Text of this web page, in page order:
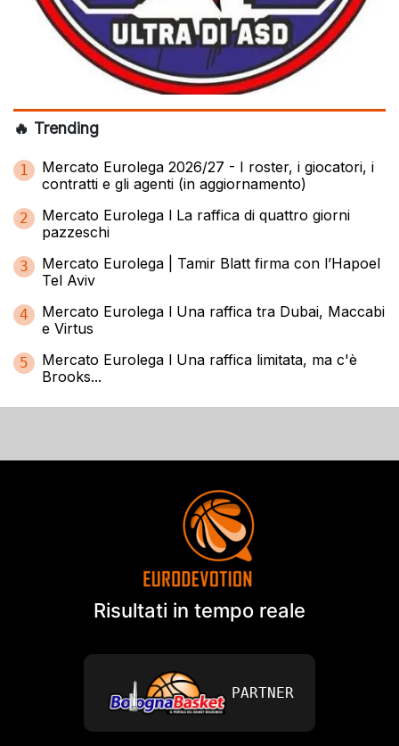
🔥 Trending
1
Mercato Eurolega 2026/27 - I roster, i giocatori, i
contratti e gli agenti (in aggiornamento)
2
Mercato Eurolega l La raffica di quattro giorni
pazzeschi
3
Mercato Eurolega | Tamir Blatt firma con l’Hapoel
Tel Aviv
4
Mercato Eurolega l Una raffica tra Dubai, Maccabi
e Virtus
5
Mercato Eurolega l Una raffica limitata, ma c'è
Brooks...
Risultati in tempo reale
PARTNER